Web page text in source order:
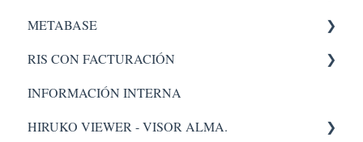
Administrador
Pacs
Administración - portal
METABASE
Metabase
Administrador
RIS CON FACTURACIÓN
Facturacion
Administración
INFORMACIÓN INTERNA
HIRUKO VIEWER - VISOR ALMA.